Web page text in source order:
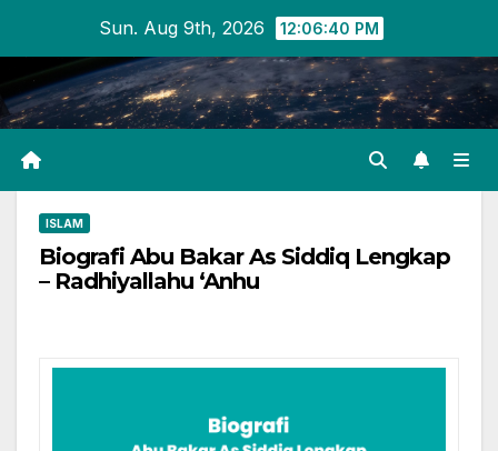
content
Sun. Aug 9th, 2026 12:06:41 PM
ISLAM
Biografi Abu Bakar As Siddiq Lengkap
– Radhiyallahu ‘Anhu